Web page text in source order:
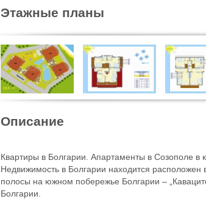
Этажные планы
Описание
Квартиры в Болгарии. Апартаменты в Созополе в
Недвижимость в Болгарии находится
полосы на южном побережье Болгарии –
Болгарии.